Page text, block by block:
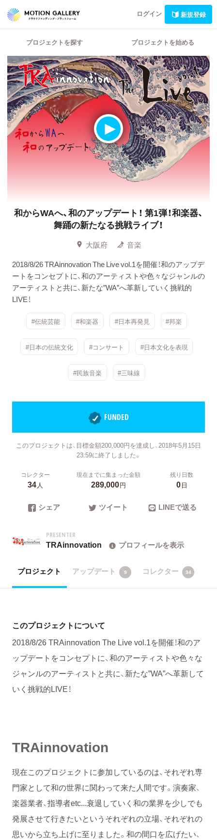
ログイン 新規登録
プロジェクトを探す プロジェクトを始める
和からWAへ、和のアップデート！ 第1弾！和楽器、
舞踊の新たなる挑戦ライブ！
大阪府
音楽
2018/8/26 TRAinnovation The Live vol.1を開催！和のアップデ
ートをコンセプトに、和のアーティストや色々なジャンルの
アーティストと共に、新たな”WA”へ革新していく挑戦的
LIVE！
#伝統芸能 #和楽器 #日本再発見 #邦楽
#日本の伝統文化 #コンサート #日本文化を表現
#民族音楽 #三味線
FUNDED
このプロジェクトは、目標金額200,000円を達成し、2018年5月15日
23:59に終了しました。
コレクター
34人
現在までに集まった金額
289,000円
残り日数
0日
シェア ツイート LINEで送る
PRESENTER
TRAinnovation プロフィールを表示
プロジェクト アップデート 9 コレクター 34
このプロジェクトについて
2018/8/26 TRAinnovation The Live vol.1を開催！和のア
ップデートをコンセプトに、和のアーティストや色々な
ジャンルのアーティストと共に、新たな”WA”へ革新して
いく挑戦的LIVE！
TRAinnovation
現在このプロジェクトに参加しているのは、それぞれ専
門家として和の世界に関わって来た人間です。演奏家、
楽器業者、指導者etc...衰退していく和の業界を少しでも
発展させて行きたいというそれぞれの立場、それぞれの
思いから立ち上げに至りました。和の間口を広げたい、